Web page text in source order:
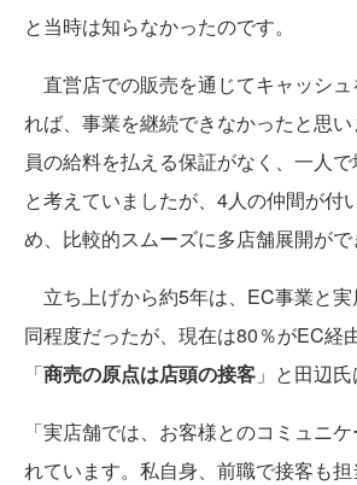
と当時は知らなかったのです。
直営店での販売を通じてキャッシ
れば、事業を継続できなかったと思
員の給料を払える保証がなく、一人
と考えていましたが、4人の仲間が付
め、比較的スムーズに多店舗展開がで
立ち上げから約5年は、EC事業と
同程度だったが、現在は80％がEC経
「商売の原点は店頭の接客 」と田辺氏
「実店舗では、お客様とのコミュニ
れています。私自身、前職で接客も担